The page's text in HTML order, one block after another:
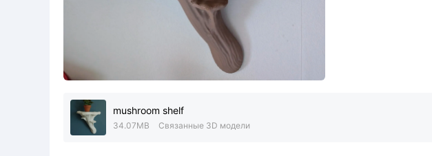
mushroom shelf
34.07MB Связанные 3D модели